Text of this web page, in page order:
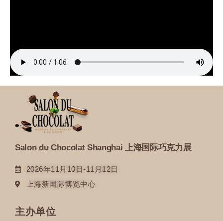
Salon du Chocolat Shanghai 上海国际巧克力展
2026年11月10日-11月12日
上海新国际博览中心
主办单位